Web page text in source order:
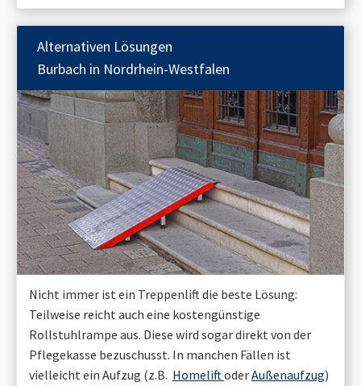
Alternativen Lösungen
Burbach in Nordrhein-Westfalen
Nicht immer ist ein Treppenlift die beste Lösung:
Teilweise reicht auch eine kostengünstige
Rollstuhlrampe aus. Diese wird sogar direkt von der
Pflegekasse bezuschusst. In manchen Fällen ist
vielleicht ein Aufzug (z.B. HomeliftoderAußenaufzug)